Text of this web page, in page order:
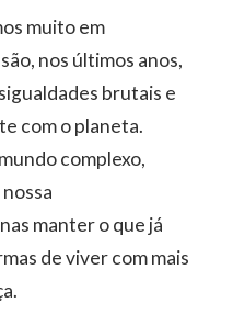
muito em
nos últimos anos,
brutais e
com o planeta.
complexo,
manter o que já
de viver com mais